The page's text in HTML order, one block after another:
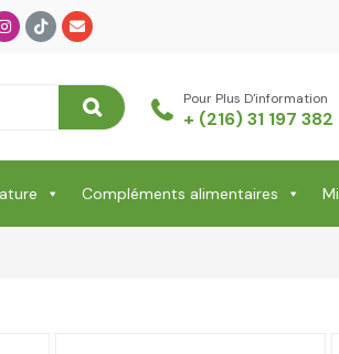
Pour Plus D'information
+ (216) 31 197 382
Compléments alimentaires